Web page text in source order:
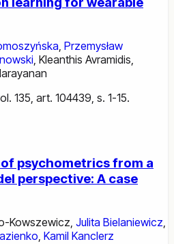
Przemysław
Kleanthis Avramidis
135, art. 104439, s. 1-15.
psychometrics from a
perspective: A case
Kowszewicz, Julita Bielaniewicz,
, Kamil Kanclerz